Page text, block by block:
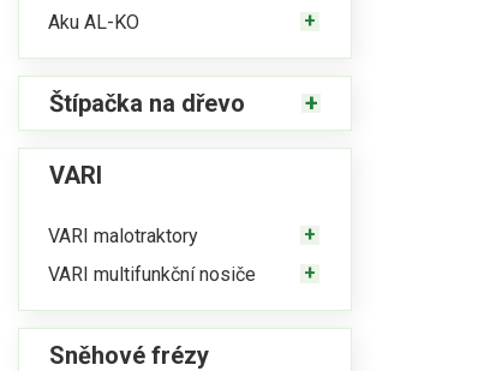
Aku AL-KO
Štípačka na dřevo
VARI
VARI malotraktory
VARI multifunkční nosiče
Sněhové frézy